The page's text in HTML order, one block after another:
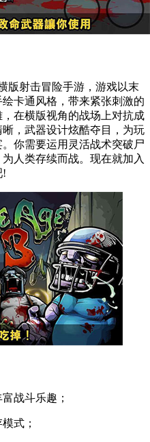
版射击冒险手游，游戏以末
卡通风格，带来紧张刺激的
在横版视角的战场上对抗成
，武器设计炫酷夺目，为玩
你需要运用灵活战术突破尸
人类存续而战。现在就加入
!
战斗乐趣；
式；